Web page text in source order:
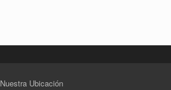
Nuestra Ubicación